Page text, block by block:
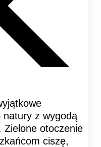
natury z wygodą
Zielone otoczenie
ciszę,